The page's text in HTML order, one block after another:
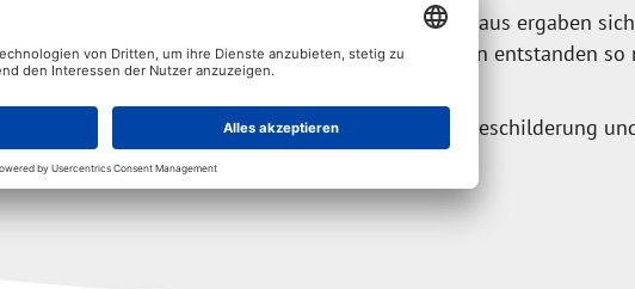
SIS
in Deutschland bearbeitet. Daraus ergaben
Nordic Walking Kilometer.In den letzten Jahren entstanden so
Streckenkilometer.
Klassifizierung, Homologierung, Zertifizierung, Beschilderung